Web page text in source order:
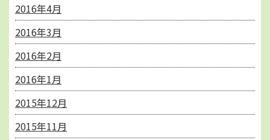
2016年4月
2016年3月
2016年2月
2016年1月
2015年12月
2015年11月